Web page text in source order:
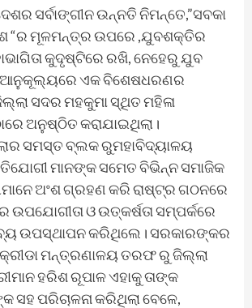
ସର୍ବାଙ୍ଗୀନ ଉନ୍ନତି ନିମନ୍ତେ,”ସବକା
“ର ମୂଳମନ୍ତ୍ର ଉପରେ ,ଯୁବଶକ୍ତିର
କୁଦୃଷ୍ଟିରେ ରଖି, ନେହେରୁ ଯୁବ
ଆନୁକୂଲ୍ୟରେ ଏକ ବିଶେଷଧରଣର
ସଦର ମହକୁମା ସ୍ଥିତ ମହିଳା
ଅନୁଷ୍ଠିତ କରାଯାଇଥିଲା।
ସମସ୍ତ ବ୍ଲକ ରୁମହାବିଦ୍ୟାଳୟ
ମାନଙ୍କ ସମେତ ବିଭିନ୍ନ ସମାଜିକ
ଅଂଶ ଗ୍ରହଣ କରି ରାଷ୍ଟ୍ର ଗଠନରେ
ଉପଯୋଗୀତା ଓ ଉତ୍କର୍ଷତା ସମ୍ପର୍କରେ
ଉପସ୍ଥାପନ କରିଥିଲେ। ସରକାରଙ୍କର
କ୍ରୀଡା ମନ୍ତ୍ରଣାଳୟ ତରଫ ରୁ ଜିଲ୍ଲା
ହରିଶ ରୂପାଳ ଏହାକୁ ତାଙ୍କ
ସହ ପରିଚାଳନା କରିଥିଲା ବେଳେ,